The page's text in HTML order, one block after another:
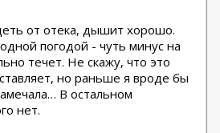
от отека, дышит хорошо.
погодой - чуть минус на
течет. Не скажу, что это
но раньше я вроде бы
В остальном
нет.